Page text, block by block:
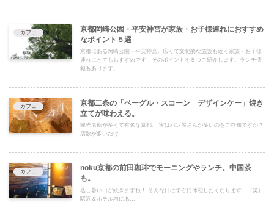
カフェ
京都岡崎公園・平安神宮が家族・お子様連れにおすすめ
なポイント５選
京都にある岡崎公園・平安神宮。広くて文化的な施設も近く家族・お子様
連れにとてもおすすめです！そのポイントを５つご紹介します。ランチ情
報もあります。
カフェ
京都二条の「ベーグル・スコーン デザインケー」焼き
立てが味わえる。
観光名所が多くて有名な京都、 実はパン屋さんが多いのをご存知ですか？
店数が多いだけ...
カフェ
noku京都の前田珈琲でモーニングやランチ。中国茶
も。
蒸し暑い日が続きますね！ そんな日はすぐに休憩したくなります…（笑）
駅近＆ホテル内にあ...